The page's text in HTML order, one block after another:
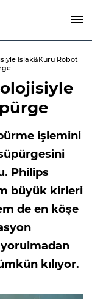
Islak&Kuru Robot
işlemini
Philips
büyük kirleri
de en köşe
kılıyor.